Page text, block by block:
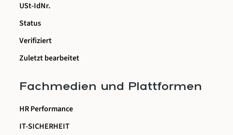
USt-IdNr.
Status
Verifiziert
Zuletzt bearbeitet
Fachmedien und Plattformen
HR Performance
IT-SICHERHEIT